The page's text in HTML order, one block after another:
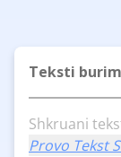
Teksti
Shkruani
Provo Tekst